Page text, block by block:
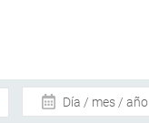
Día / mes / año